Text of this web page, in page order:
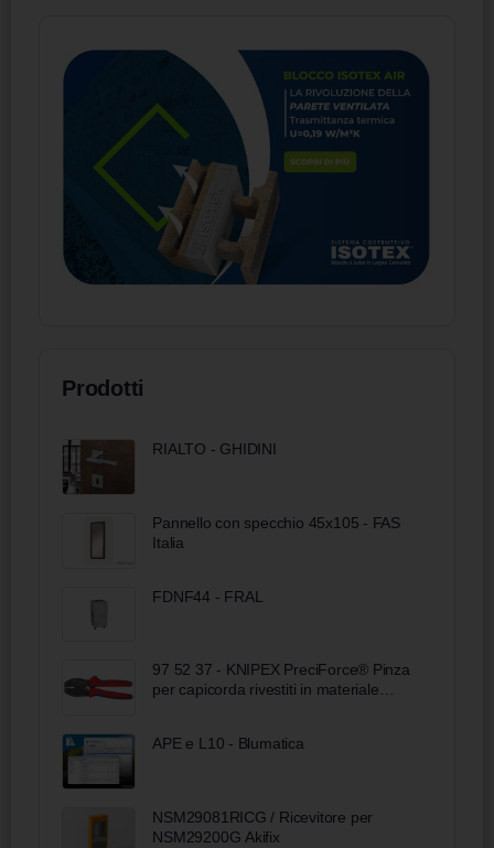
Prodotti
RIALTO - GHIDINI
Pannello con specchio 45x105 - FAS
Italia
FDNF44 - FRAL
97 52 37 - KNIPEX PreciForce® Pinza
per capicorda rivestiti in materiale
APE e L10 - Blumatica
NSM29081RICG / Ricevitore per
NSM29200G Akifix